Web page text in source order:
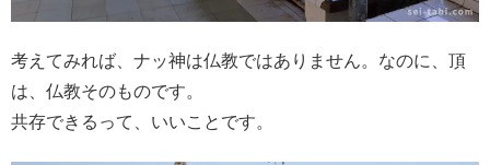
考えてみれば、ナッ神は仏教ではありません。なのに、頂
は、仏教そのものです。
共存できるって、いいことです。